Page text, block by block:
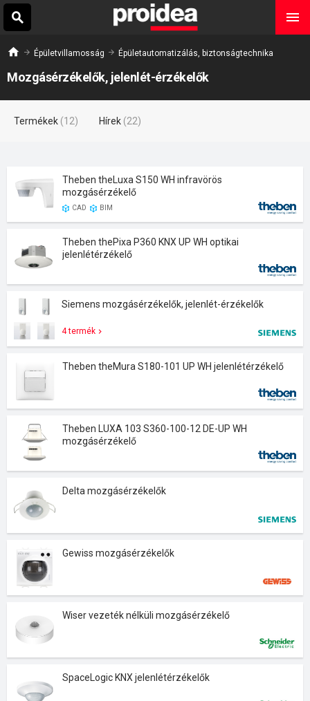
Épületvillamosság Épületautomatizálás, biztonságtechnika
Mozgásérzékelők, jelenlét-érzékelők
Termékek (12) Hírek (22)
Theben theLuxa S150 WH infravörös
mozgásérzékelő
CAD BIM
Theben thePixa P360 KNX UP WH optikai
jelenlétérzékelő
Siemens mozgásérzékelők, jelenlét-érzékelők
4 termék
Theben theMura S180-101 UP WH jelenlétérzékelő
Theben LUXA 103 S360-100-12 DE-UP WH
mozgásérzékelő
Delta mozgásérzékelők
Gewiss mozgásérzékelők
Wiser vezeték nélküli mozgásérzékelő
SpaceLogic KNX jelenlétérzékelők